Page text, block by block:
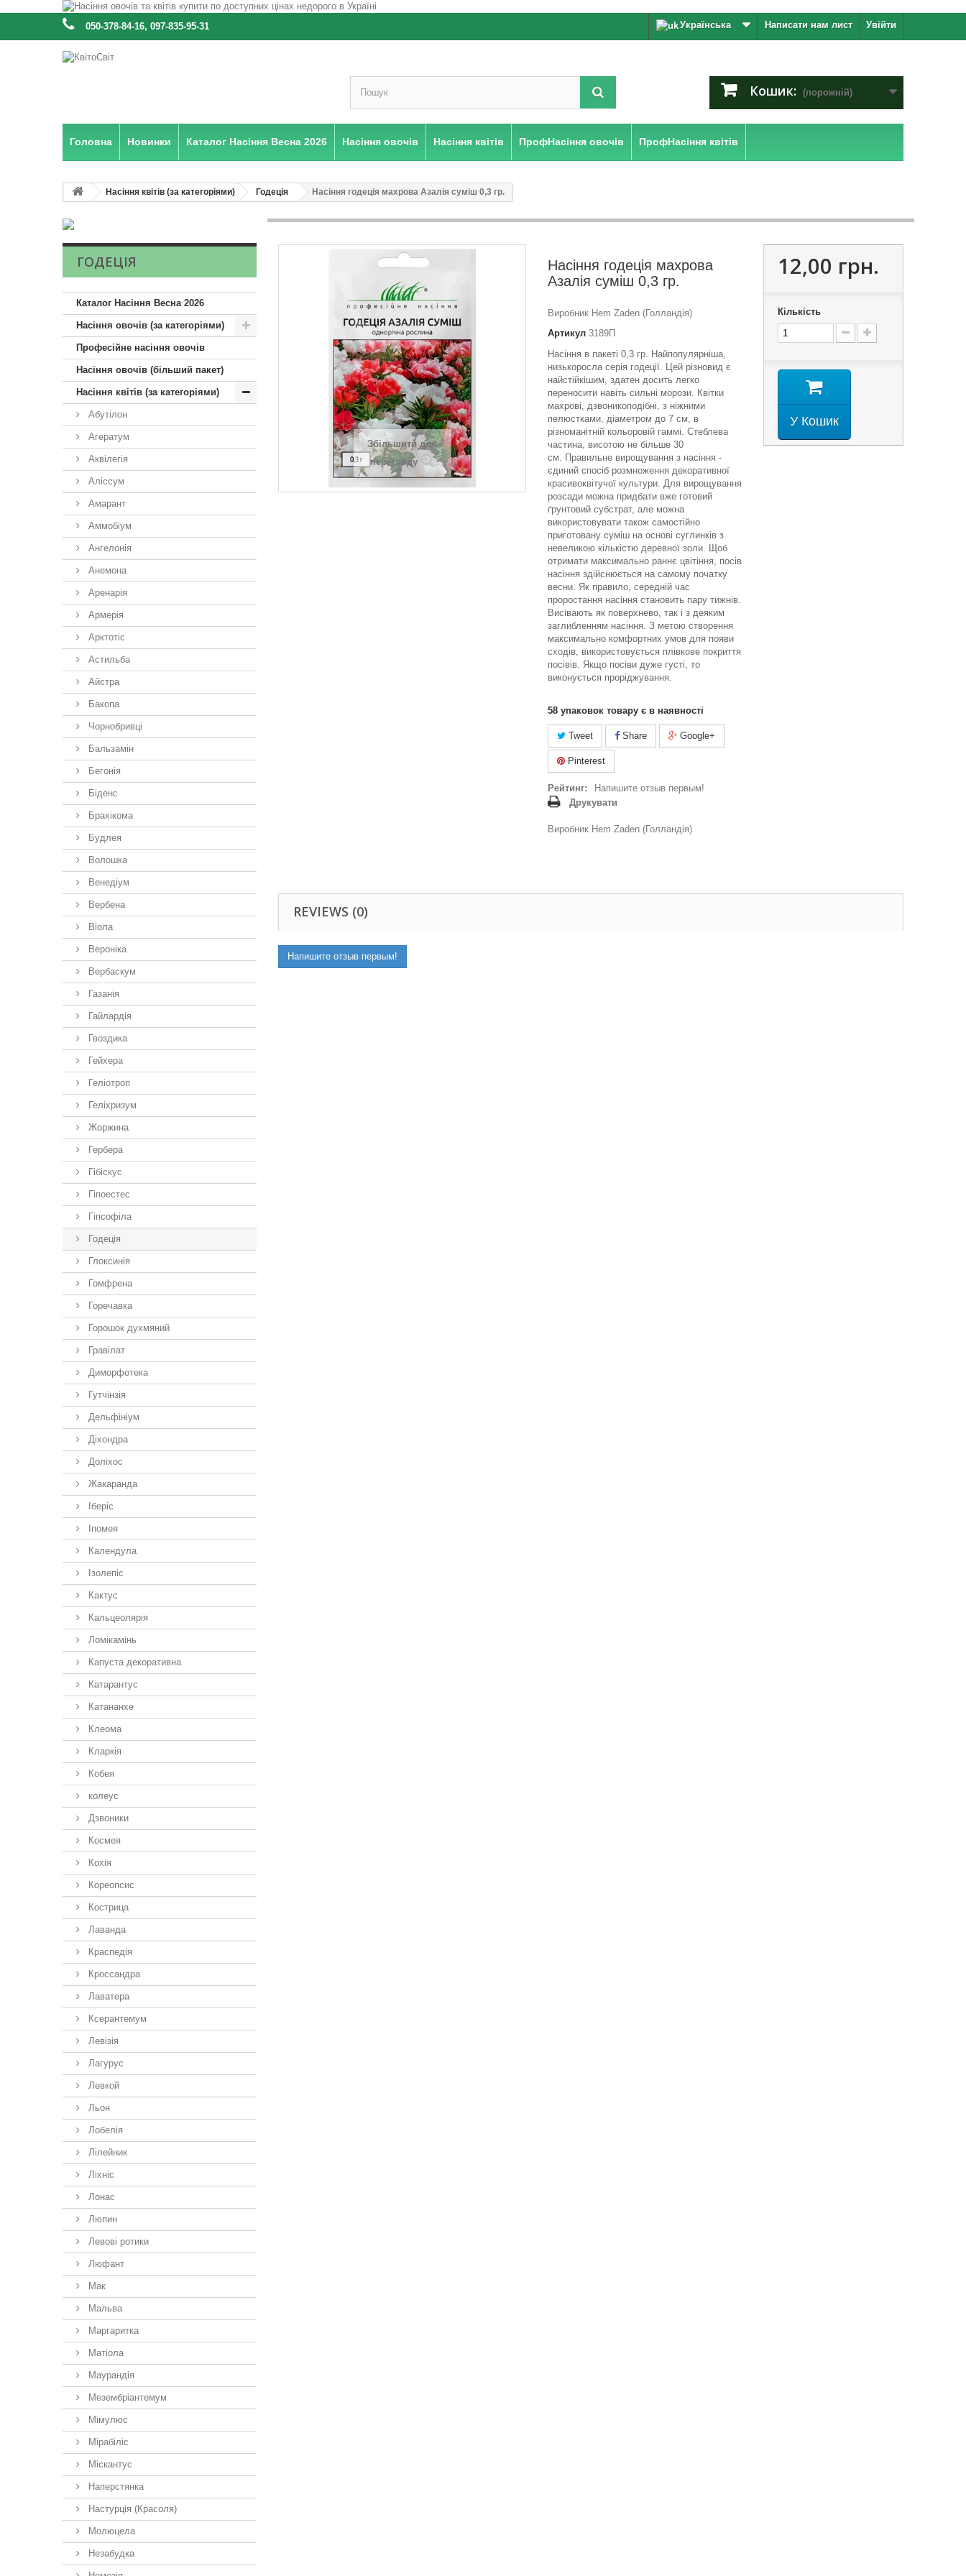
Увійти
Написати нам лист
: 050-378-84-16, 097-835-95-31 Українська
Кошик: (порожній)
Головна Новинки Каталог Насіння Весна 2026 Насіння овочів Насіння квітів ПрофНасіння овочів ПрофНасіння квітів
Насіння квітів (за категоріями) Годеція Насіння годеція махрова Азалія суміш 0,3 гр.
ГОДЕЦІЯ
Каталог Насіння Весна 2026
Насіння овочів (за категоріями)
Професійне насіння овочів
Насіння овочів (більший пакет)
Насіння квітів (за категоріями)
Абутілон
Агератум
Аквілегія
Аліссум
Амарант
Аммобіум
Ангелонія
Анемона
Аренарія
Армерія
Арктотiс
Астильба
Айстра
Бакопа
Чорнобривці
Бальзамін
Бегонія
Біденс
Брахікома
Будлея
Волошка
Венедіум
Вербена
Віола
Вероніка
Вербаскум
Газанія
Гайлардія
Гвоздика
Гейхера
Геліотроп
Геліхризум
Жоржина
Гербера
Гібіскус
Гіпоестес
Гіпсофіла
Годеція
Глоксинія
Гомфрена
Горечавка
Горошок духмяний
Гравілат
Диморфотека
Гутчінзія
Дельфініум
Діхондра
Доліхос
Жакаранда
Іберiс
Іпомея
Календула
Ізолепіс
Кактус
Кальцеолярія
Ломікамінь
Капуста декоративна
Катарантус
Катананхе
Клеома
Кларкія
Кобея
колеус
Дзвоники
Космея
Кохія
Кореопсис
Кострица
Лаванда
Краспедія
Кроссандра
Лаватера
Ксерантемум
Левізія
Лагурус
Левкой
Льон
Лобелія
Лілейник
Ліхніс
Лонас
Люпин
Левові ротики
Люфант
Мак
Мальва
Маргаритка
Матіола
Маурандія
Мезембріантемум
Мімулюс
Мірабіліс
Міскантус
Наперстянка
Настурція (Красоля)
Молюцела
Незабудка
Збільшити для
перегляду
Насіння годеція махрова
Азалія суміш 0,3 гр.
Виробник Hem Zaden (Голландія)
Артикул 3189П
Насіння в пакеті 0,3 гр. Найпопулярніша,
низькоросла серія годеції. Цей різновид є
найстійкішим, здатен досить легко
переносити навіть сильні морози. Квітки
махрові, дзвоникоподібні, з ніжними
пелюстками, діаметром до 7 см, в
різноманітній кольоровій гаммі. Стеблева
частина, висотою не більше 30
см. Правильне вирощування з насіння -
єдиний спосіб розмноження декоративної
красивоквітучої культури. Для вирощування
розсади можна придбати вже готовий
ґрунтовий субстрат, але можна
використовувати також самостійно
приготовану суміш на основі суглинків з
невеликою кількістю деревної золи. Щоб
отримати максимально раннє цвітіння, посів
насіння здійснюється на самому початку
весни. Як правило, середній час
проростання насіння становить пару тижнів.
Висівають як поверхнево, так і з деяким
заглибленням насіння. З метою створення
максимально комфортних умов для появи
сходів, використовується плівкове покриття
посівів. Якщо посіви дуже густі, то
виконується проріджування.
58 упаковок товару є в наявності
Tweet Share Google+
Pinterest
Рейтинг:
Напишите отзыв первым!
Друкувати
Виробник Hem Zaden (Голландія)
12,00 грн.
Кількість
У Кошик
REVIEWS (0)
Напишите отзыв первым!